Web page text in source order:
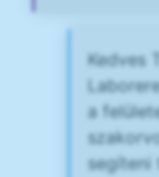
Kedves
a
segíteni